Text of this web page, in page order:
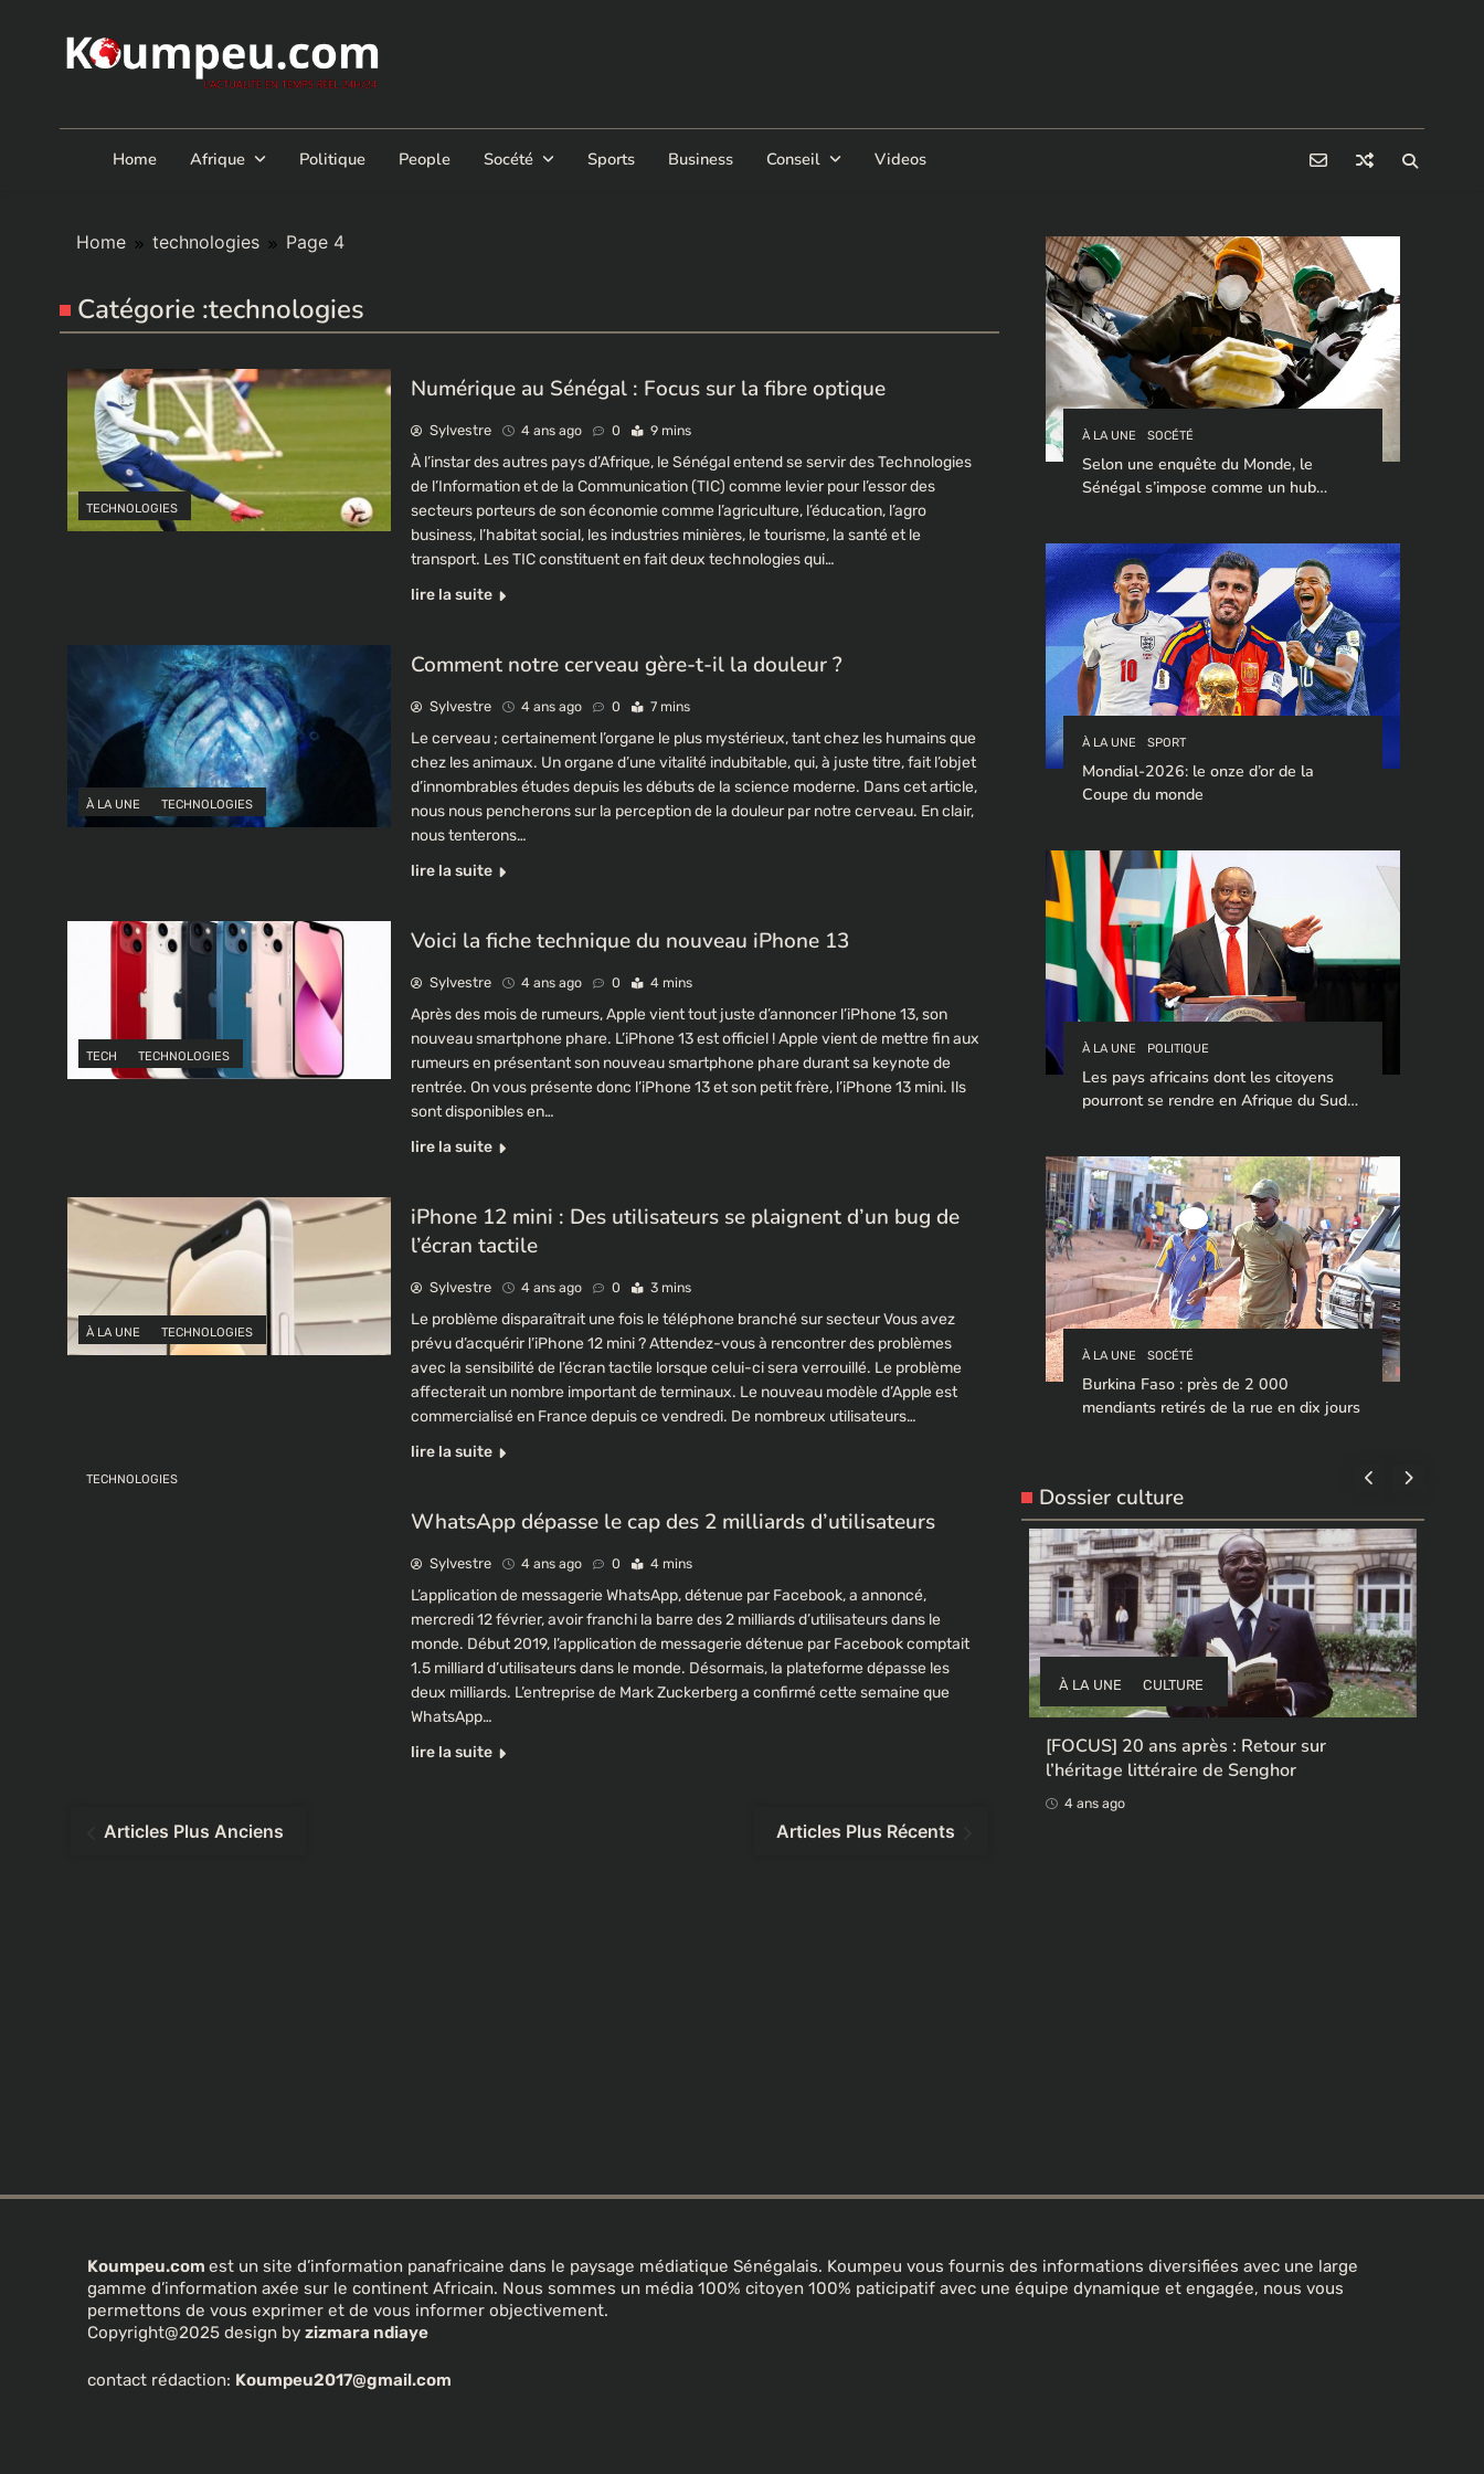
Home Afrique Politique People Socété Sports Business Conseil Videos
Home technologies Page 4
Catégorie :technologies
TECHNOLOGIES
Numérique au Sénégal : Focus sur la fibre optique
Sylvestre 4 ans ago 0 9 mins
À l’instar des autres pays d’Afrique, le Sénégal entend se servir des Technologies
de l’Information et de la Communication (TIC) comme levier pour l’essor des
secteurs porteurs de son économie comme l’agriculture, l’éducation, l’agro
business, l’habitat social, les industries minières, le tourisme, la santé et le
transport. Les TIC constituent en fait deux technologies qui…
lire la suite
À LA UNE TECHNOLOGIES
Comment notre cerveau gère-t-il la douleur ?
Sylvestre 4 ans ago 0 7 mins
Le cerveau ; certainement l’organe le plus mystérieux, tant chez les humains que
chez les animaux. Un organe d’une vitalité indubitable, qui, à juste titre, fait l’objet
d’innombrables études depuis les débuts de la science moderne. Dans cet article,
nous nous pencherons sur la perception de la douleur par notre cerveau. En clair,
nous tenterons…
lire la suite
TECH TECHNOLOGIES
Voici la fiche technique du nouveau iPhone 13
Sylvestre 4 ans ago 0 4 mins
Après des mois de rumeurs, Apple vient tout juste d’annoncer l’iPhone 13, son
nouveau smartphone phare. L’iPhone 13 est officiel ! Apple vient de mettre fin aux
rumeurs en présentant son nouveau smartphone phare durant sa keynote de
rentrée. On vous présente donc l’iPhone 13 et son petit frère, l’iPhone 13 mini. Ils
sont disponibles en…
lire la suite
À LA UNE TECHNOLOGIES
iPhone 12 mini : Des utilisateurs se plaignent d’un bug de
l’écran tactile
Sylvestre 4 ans ago 0 3 mins
Le problème disparaîtrait une fois le téléphone branché sur secteur Vous avez
prévu d’acquérir l’iPhone 12 mini ? Attendez-vous à rencontrer des problèmes
avec la sensibilité de l’écran tactile lorsque celui-ci sera verrouillé. Le problème
affecterait un nombre important de terminaux. Le nouveau modèle d’Apple est
commercialisé en France depuis ce vendredi. De nombreux utilisateurs…
lire la suite
TECHNOLOGIES
WhatsApp dépasse le cap des 2 milliards d’utilisateurs
Sylvestre 4 ans ago 0 4 mins
L’application de messagerie WhatsApp, détenue par Facebook, a annoncé,
mercredi 12 février, avoir franchi la barre des 2 milliards d’utilisateurs dans le
monde. Début 2019, l’application de messagerie détenue par Facebook comptait
1.5 milliard d’utilisateurs dans le monde. Désormais, la plateforme dépasse les
deux milliards. L’entreprise de Mark Zuckerberg a confirmé cette semaine que
WhatsApp…
lire la suite
Articles Plus Anciens Articles Plus Récents
À LA UNE SOCÉTÉ
Selon une enquête du Monde, le
Sénégal s’impose comme un hub
À LA UNE SPORT
Mondial-2026: le onze d’or de la
Coupe du monde
À LA UNE POLITIQUE
Les pays africains dont les citoyens
pourront se rendre en Afrique du Sud
À LA UNE SOCÉTÉ
Burkina Faso : près de 2 000
mendiants retirés de la rue en dix jours
Dossier culture
À LA UNE CULTURE
[FOCUS] 20 ans après : Retour sur
l’héritage littéraire de Senghor
4 ans ago
Koumpeu.com est un site d’information panafricaine dans le paysage médiatique Sénégalais. Koumpeu vous fournis des informations diversifiées avec une large
gamme d’information axée sur le continent Africain. Nous sommes un média 100% citoyen 100% paticipatif avec une équipe dynamique et engagée, nous vous
permettons de vous exprimer et de vous informer objectivement.
Copyright@2025 design by zizmara ndiaye
contact rédaction: Koumpeu2017@gmail.com